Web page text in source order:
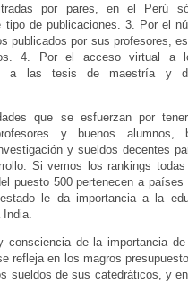
por pares, en el Perú
tipo de publicaciones. 3. Por el
publicados por sus profesores,
4. Por el acceso virtual a
a las tesis de maestría y
que se esfuerzan por
y buenos alumnos,
y sueldos decentes
Si vemos los rankings
puesto 500 pertenecen a
le da importancia a la
India.
consciencia de la importancia
refleja en los magros
sueldos de sus catedráticos, y